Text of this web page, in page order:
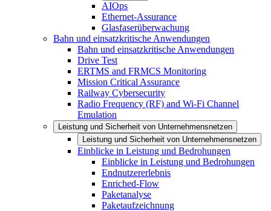
AIOps
Ethernet-Assurance
Glasfaserüberwachung
Bahn und einsatzkritische Anwendungen
Bahn und einsatzkritische Anwendungen
Drive Test
ERTMS and FRMCS Monitoring
Mission Critical Assurance
Railway Cybersecurity
Radio Frequency (RF) and Wi-Fi Channel
Emulation
Leistung und Sicherheit von Unternehmensnetzen
Leistung und Sicherheit von Unternehmensnetzen
Einblicke in Leistung und Bedrohungen
Einblicke in Leistung und Bedrohungen
Endnutzererlebnis
Enriched-Flow
Paketanalyse
Paketaufzeichnung